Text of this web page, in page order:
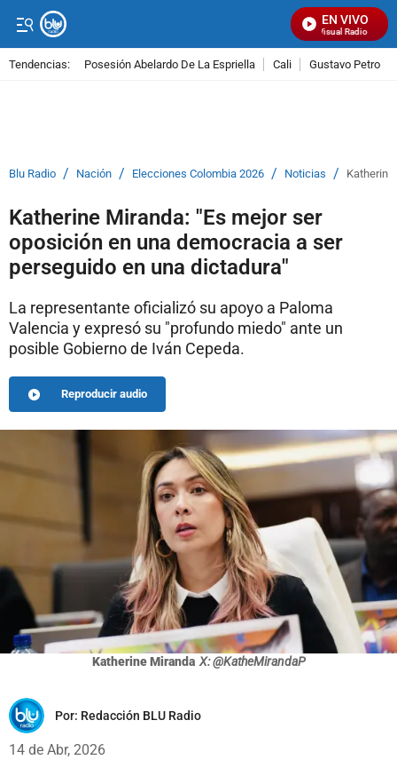
EN VIVO
Señal Visual Radio
Tendencias: Posesión Abelardo De La Espriella Cali Gustavo Petro
Blu Radio / Nación / Elecciones Colombia 2026 / Noticias /
Katherine Miranda: "Es mejor ser
oposición en una democracia a ser
perseguido en una dictadura"
La representante oficializó su apoyo a Paloma
Valencia y expresó su "profundo miedo" ante un
posible Gobierno de Iván Cepeda.
Reproducir audio
Katherine Miranda X: @KatheMirandaP
Por: Redacción BLU Radio
14 de Abr, 2026